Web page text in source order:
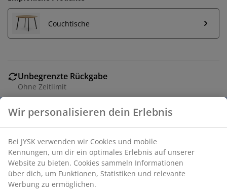
Couchtische
Unbegrenzte Rückgabe
Ohne Zeitlimit
30 Tage Preisgarantie auf alle Artikel
Flexible Lieferoptionen
Schnelle und unkomplizierte Lieferung
3-Sitzer-Sofa aus Stoff. Das Sofa lässt sich leicht in ein
Bett umwandeln. Sitzpolster mit Bonellfedern und